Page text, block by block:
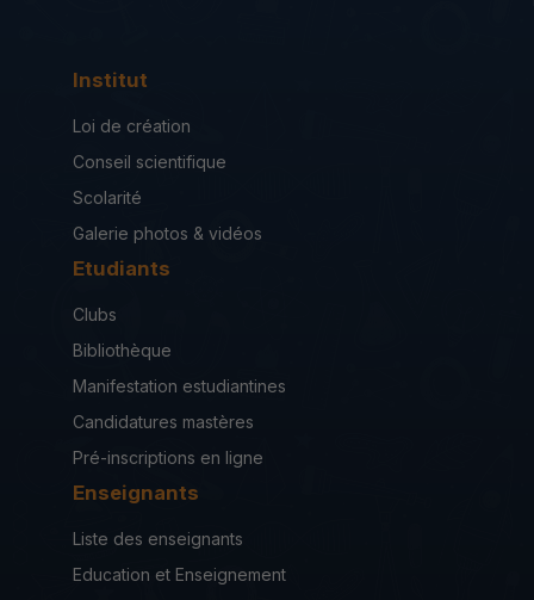
Institut
Loi de création
Conseil scientifique
Scolarité
Galerie photos & vidéos
Etudiants
Clubs
Bibliothèque
Manifestation estudiantines
Candidatures mastères
Pré-inscriptions en ligne
Enseignants
Liste des enseignants
Education et Enseignement